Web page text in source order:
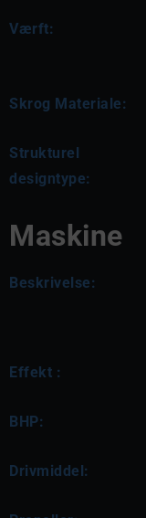
Værft:
Skrog Materiale:
Strukturel
designtype:
Maskine
Beskrivelse:
Effekt :
BHP:
Drivmiddel: